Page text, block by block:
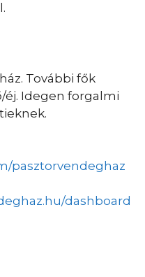
További fők
éj. Idegen forgalmi
pasztorvendeghaz
dashboard